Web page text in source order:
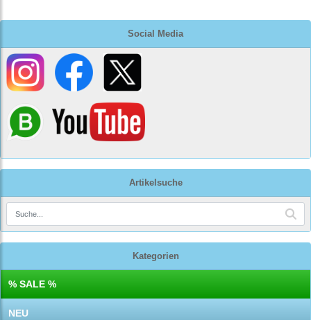
Social Media
Artikelsuche
Kategorien
% SALE %
NEU